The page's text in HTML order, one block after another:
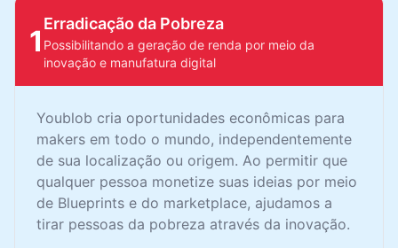
1
Erradicação da Pobreza
Possibilitando a geração de renda por meio da
inovação e manufatura digital
Youblob cria oportunidades econômicas para
makers em todo o mundo, independentemente
de sua localização ou origem. Ao permitir que
qualquer pessoa monetize suas ideias por meio
de Blueprints e do marketplace, ajudamos a
tirar pessoas da pobreza através da inovação.